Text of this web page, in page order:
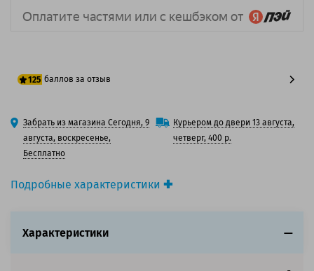
Подробные характеристики
Вид товара:Картридж струйный
125 баллов за отзыв
100 баллов
125 баллов
Забрать из магазина Сегодня, 9
августа, воскресенье,
Бесплатно
Курьером до двери 13 августа,
четверг, 400 р.
Характеристики